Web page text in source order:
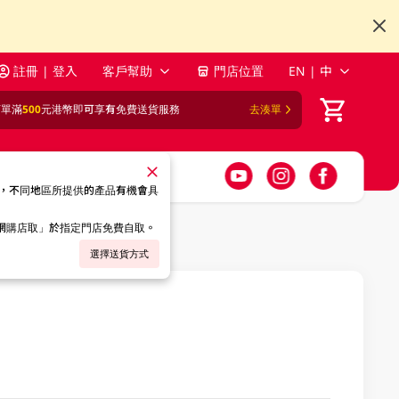
註冊 | 登入 客戶幫助 門店位置 EN | 中
滿500元港幣即可享有免費送貨服務 去湊單
不同地區所提供的產品有機會具
店取」於指定門店免費自取。
選擇送貨方式